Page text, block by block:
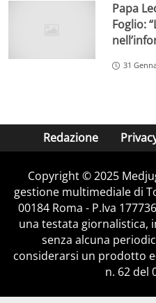
Papa
Foglio:
31
Redazione
Copyright © 2025
gestione multimediale di
00184 Roma - P.Iva
una testata giornalistica,
senza alcuna
considerarsi un prodotto
n. 62 del